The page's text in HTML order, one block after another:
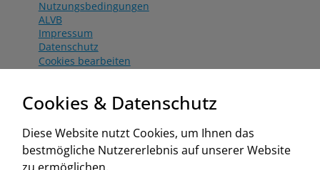
Nutzungsbedingungen
ALVB
Impressum
Datenschutz
Cookies bearbeiten
Aktionsbedingungen
www.worahnik.at
Zentrale Köttlach
Cookies & Datenschutz
Diese Website nutzt Cookies, um Ihnen das
bestmögliche Nutzererlebnis auf unserer Website